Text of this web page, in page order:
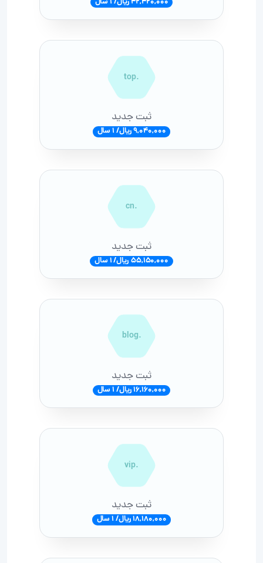
.top
ثبت جدید
9,040,000 ریال/ 1 سال
.cn
ثبت جدید
55,150,000 ریال/ 1 سال
.blog
ثبت جدید
16,160,000 ریال/ 1 سال
.vip
ثبت جدید
18,180,000 ریال/ 1 سال